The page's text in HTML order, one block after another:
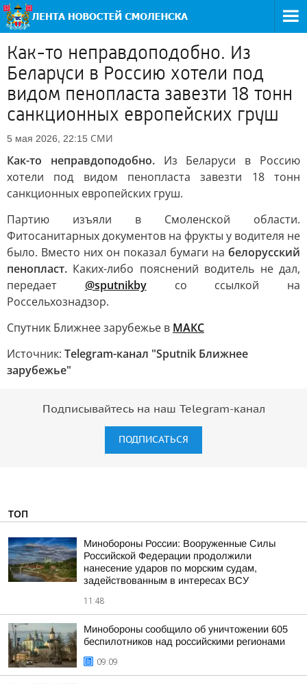
Как-то неправдоподобно. Из
Беларуси в Россию хотели под
видом пенопласта завезти 18 тонн
санкционных европейских груш
5 мая 2026, 22:15 СМИ
Как-то неправдоподобно.Из Беларуси в Россию
хотели под видом пенопласта завезти 18 тонн
санкционных европейских груш.
Партию изъяли в Смоленской области.
Фитосанитарных документов на фрукты у водителя не
было. Вместо них он показал бумаги на белорусский
пенопласт. Каких-либо пояснений водитель не дал,
передает @sputnikbyсо ссылкой на
Россельхознадзор.
Спутник Ближнее зарубежье в MAКС
Источник: Telegram-канал "Sputnik Ближнее
зарубежье"
Подписывайтесь на наш Telegram-канал
ПОДПИСАТЬСЯ
ТОП
Минобороны России: Вооруженные Силы
Российской Федерации продолжили
нанесение ударов по морским судам,
задействованным в интересах ВСУ
11:48
Минобороны сообщило об уничтожении 605
беспилотников над российскими регионами
09:09